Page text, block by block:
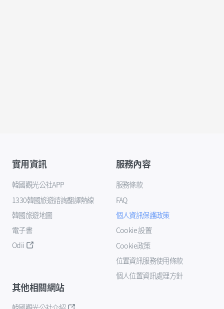
實用資訊
韓國觀光公社APP
1330韓國旅遊諮詢翻譯熱線
韓國旅遊地圖
電子書
Odii
服務內容
服務條款
FAQ
個人資訊保護政策
Cookie 設置
Cookie政策
位置資訊服務使用條款
個人位置資訊處理方針
其他相關網站